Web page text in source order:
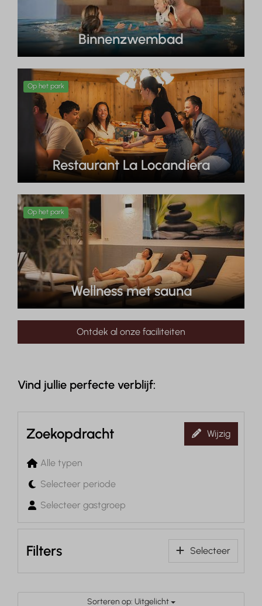
Binnenzwembad
Op het park
Restaurant La Locandiera
Op het park
Wellness met sauna
Ontdek al onze faciliteiten
Vind jullie perfecte verblijf:
Zoekopdracht Wijzig
Alle typen
Selecteer periode
Selecteer gastgroep
Filters Selecteer
Sorteren op: Uitgelicht